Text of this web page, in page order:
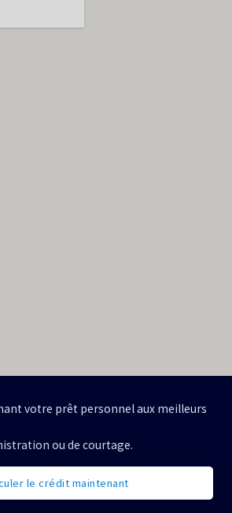
votre prêt personnel aux meilleurs
ou de courtage.
le crédit maintenant